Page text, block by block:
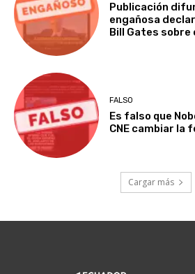
Publicación
engañosa
Bill Gates
FALSO
Es falso que
CNE cambiar la
Cargar más